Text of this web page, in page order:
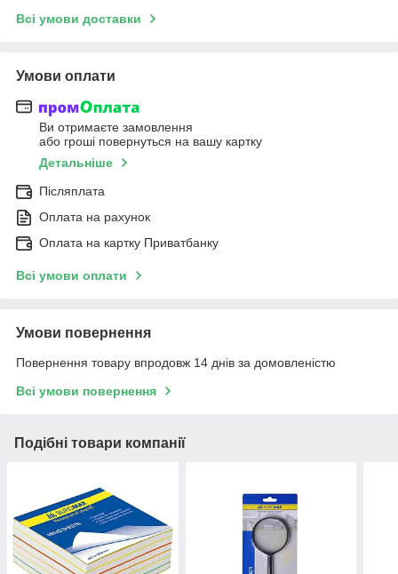
Всі умови доставки
Умови оплати
Ви отримаєте замовлення
або гроші повернуться на вашу картку
Детальніше
Післяплата
Оплата на рахунок
Оплата на картку Приватбанку
Всі умови оплати
Умови повернення
Повернення товару впродовж 14 днів за домовленістю
Всі умови повернення
Подібні товари компанії